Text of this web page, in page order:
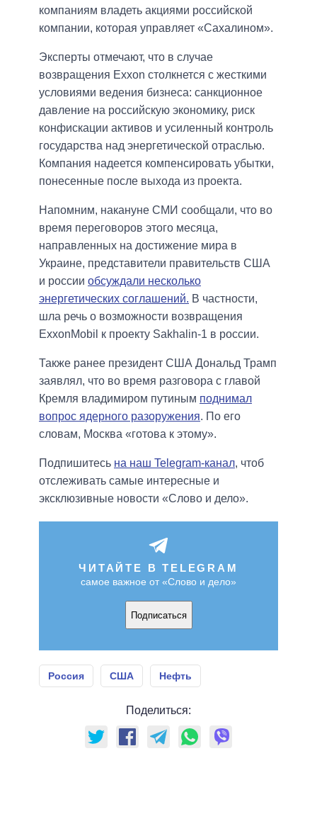
компаниям владеть акциями российской
компании, которая управляет «Сахалином».
Эксперты отмечают, что в случае
возвращения Exxon столкнется с жесткими
условиями ведения бизнеса: санкционное
давление на российскую экономику, риск
конфискации активов и усиленный контроль
государства над энергетической отраслью.
Компания надеется компенсировать убытки,
понесенные после выхода из проекта.
Напомним, накануне СМИ сообщали, что во
время переговоров этого месяца,
направленных на достижение мира в
Украине, представители правительств США
и россии обсуждали несколько
энергетических соглашений. В частности,
шла речь о возможности возвращения
ExxonMobil к проекту Sakhalin-1 в россии.
Также ранее президент США Дональд Трамп
заявлял, что во время разговора с главой
Кремля владимиром путиным поднимал
вопрос ядерного разоружения. По его
словам, Москва «готова к этому».
Подпишитесь на наш Telegram-канал, чтоб
отслеживать самые интересные и
эксклюзивные новости «Слово и дело».
ЧИТАЙТЕ В TELEGRAM
самое важное от «Слово и дело»
Подписаться
Россия США Нефть
Поделиться: